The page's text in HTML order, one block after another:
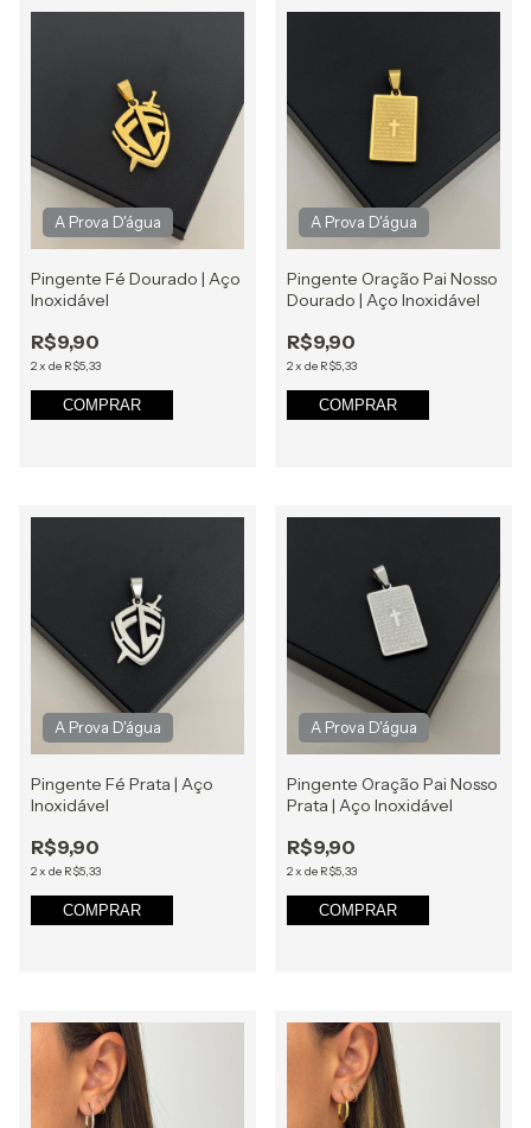
Pingente Fé Dourado | Aço
Inoxidável
R$9,90
2x de R$5,33
COMPRAR
Pingente Oração Pai Nosso
Dourado | Aço Inoxidável
R$9,90
2x de R$5,33
COMPRAR
Pingente Fé Prata | Aço
Inoxidável
R$9,90
2x de R$5,33
COMPRAR
Pingente Oração Pai Nosso
Prata | Aço Inoxidável
R$9,90
2x de R$5,33
COMPRAR